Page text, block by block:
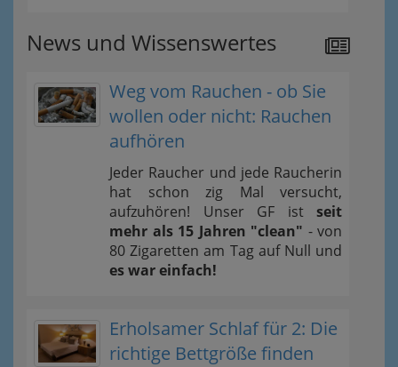
News und Wissenswertes
Weg vom Rauchen - ob Sie
wollen oder nicht: Rauchen
aufhören
Jeder Raucher und jede Raucherin
hat schon zig Mal versucht,
aufzuhören! Unser GF ist seit
mehr als 15 Jahren "clean" - von
80 Zigaretten am Tag auf Null und
es war einfach!
Erholsamer Schlaf für 2: Die
richtige Bettgröße finden